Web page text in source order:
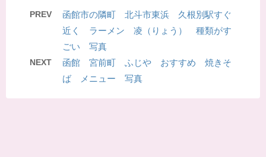
PREV
函館市の隣町 北斗市東浜 久根別駅すぐ
近く ラーメン 凌（りょう） 種類がす
ごい 写真
NEXT
函館 宮前町 ふじや おすすめ 焼きそ
ば メニュー 写真